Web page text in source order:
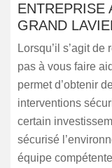
ENTREPRISE
GRAND
Lorsqu’il s’agit de
pas à vous faire
permet d’obtenir
interventions
certain
sécurisé
équipe